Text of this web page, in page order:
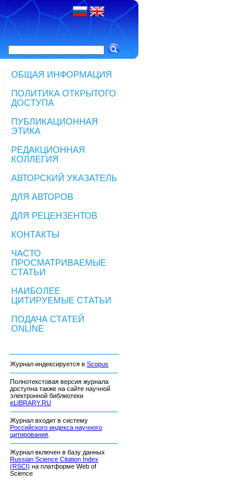
ОБЩАЯ ИНФОРМАЦИЯ
ПОЛИТИКА ОТКРЫТОГО
ДОСТУПА
ПУБЛИКАЦИОННАЯ
ЭТИКА
РЕДАКЦИОННАЯ
КОЛЛЕГИЯ
АВТОРСКИЙ УКАЗАТЕЛЬ
ДЛЯ АВТОРОВ
ДЛЯ РЕЦЕНЗЕНТОВ
КОНТАКТЫ
ЧАСТО
ПРОСМАТРИВАЕМЫЕ
СТАТЬИ
НАИБОЛЕЕ
ЦИТИРУЕМЫЕ СТАТЬИ
ПОДАЧА СТАТЕЙ
ONLINE
Журнал индексируется в Scopus
Полнотекстовая версия журнала
доступна также на сайте научной
электронной библиотеки
eLIBRARY.RU
Журнал входит в систему
Российского индекса научного
цитирования
Журнал включен в базу данных
Russian Science Citation Index
(RSCI) на платформе Web of
Science